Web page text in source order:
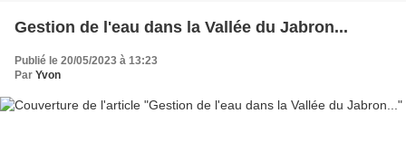
Gestion de l'eau dans la Vallée du Jabron...
Publié le 20/05/2023 à 13:23
Par Yvon